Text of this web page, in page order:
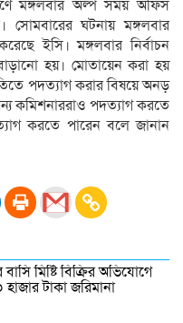
মঙ্গলবার অল্প সময় অফিস
সোমবারের ঘটনায় মঙ্গলবার
ইসি। মঙ্গলবার নির্বাচন
হয়। মোতায়েন করা হয়
পদত্যাগ করার বিষয়ে অনড়
কমিশনাররাও পদত্যাগ করতে
করতে পারেন বলে জানান
মিষ্টি বিক্রির অভিযোগে
টাকা জরিমানা